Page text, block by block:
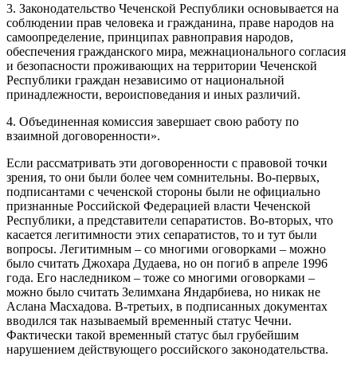
3. Законодательство Чеченской Республики основывается на
соблюдении прав человека и гражданина, праве народов на
самоопределение, принципах равноправия народов,
обеспечения гражданского мира, межнационального согласия
и безопасности проживающих на территории Чеченской
Республики граждан независимо от национальной
принадлежности, вероисповедания и иных различий.
4. Объединенная комиссия завершает свою работу по
взаимной договоренности».
Если рассматривать эти договоренности с правовой точки
зрения, то они были более чем сомнительны. Во-первых,
подписантами с чеченской стороны были не официально
признанные Российской Федерацией власти Чеченской
Республики, а представители сепаратистов. Во-вторых, что
касается легитимности этих сепаратистов, то и тут были
вопросы. Легитимным – со многими оговорками – можно
было считать Джохара Дудаева, но он погиб в апреле 1996
года. Его наследником – тоже со многими оговорками –
можно было считать Зелимхана Яндарбиева, но никак не
Аслана Масхадова. В-третьих, в подписанных документах
вводился так называемый временный статус Чечни.
Фактически такой временный статус был грубейшим
нарушением действующего российского законодательства.